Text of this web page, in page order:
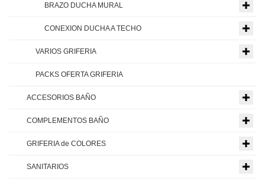
BRAZO DUCHA MURAL
CONEXION DUCHA A TECHO
VARIOS GRIFERIA
PACKS OFERTA GRIFERIA
ACCESORIOS BAÑO
COMPLEMENTOS BAÑO
GRIFERIA de COLORES
SANITARIOS